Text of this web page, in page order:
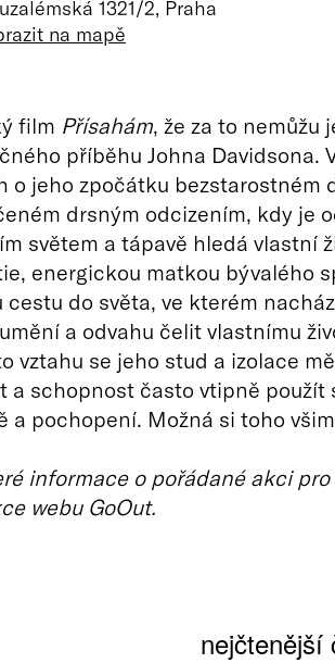
1321/2, Praha
na mapě
film Přísahám, že za to nemůžu
příběhu Johna Davidsona.
o jeho zpočátku bezstarostném
drsným odcizením, kdy je
světem a tápavě hledá vlastní
energickou matkou bývalého
cestu do světa, ve kterém
a odvahu čelit vlastnímu
vztahu se jeho stud a izolace
a schopnost často vtipně použít
a pochopení. Možná si toho
informace o pořádané akci
webu GoOut.
nejčtenější